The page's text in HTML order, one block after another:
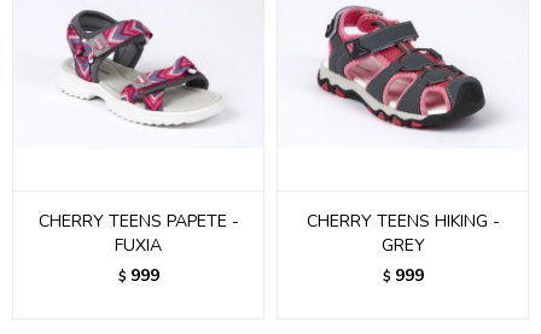
CHERRY TEENS PAPETE -
FUXIA
$ 999
CHERRY TEENS HIKING -
GREY
$ 999